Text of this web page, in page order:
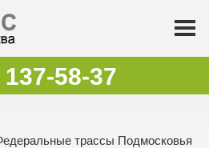
137-58-37
трассы Подмосковья